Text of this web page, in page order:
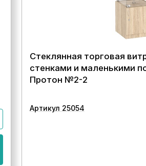
Стеклянная торговая
стенками и маленькими
Протон №2-2
Артикул 25054